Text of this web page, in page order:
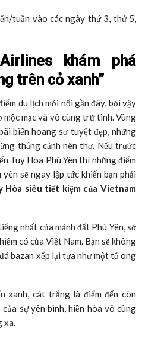
tuần vào các ngày thứ 3, thứ 5,
khám phá
trên cỏ xanh”
du lịch mới nổi gần đây, bởi vậy
mộc mạc và vô cùng trữ tình. Vùng
biển hoang sơ tuyệt đẹp, những
thắng cảnh nên thơ. Nếu trước
Tuy Hòa Phú Yên thì những điểm
sẽ ngay lập tức khiến bạn phải
Hòa siêu tiết kiệm của Vietnam
nhất của mảnh đất Phú Yên, sở
có của Việt Nam. Bạn sẽ không
bazan xếp lại tựa như một tổ ong
xanh, cát trắng là điểm đến còn
sự yên bình, hiền hòa vô cùng
xa.